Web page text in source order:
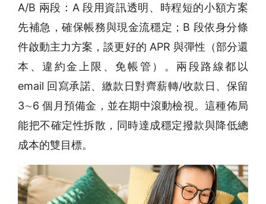
A/B 兩段：A 段用資訊透明、時程短的小額方案
先補急，確保帳務與現金流穩定；B 段依身分條
件啟動主力方案，談更好的 APR 與彈性（部分還
本、違約金上限、免帳管）。兩段路線都以
email 回寫承諾、繳款日對齊薪轉/收款日、保留
3∼6 個月預備金，並在期中滾動檢視。這種佈局
能把不確定性拆散，同時達成穩定撥款與降低總
成本的雙目標。